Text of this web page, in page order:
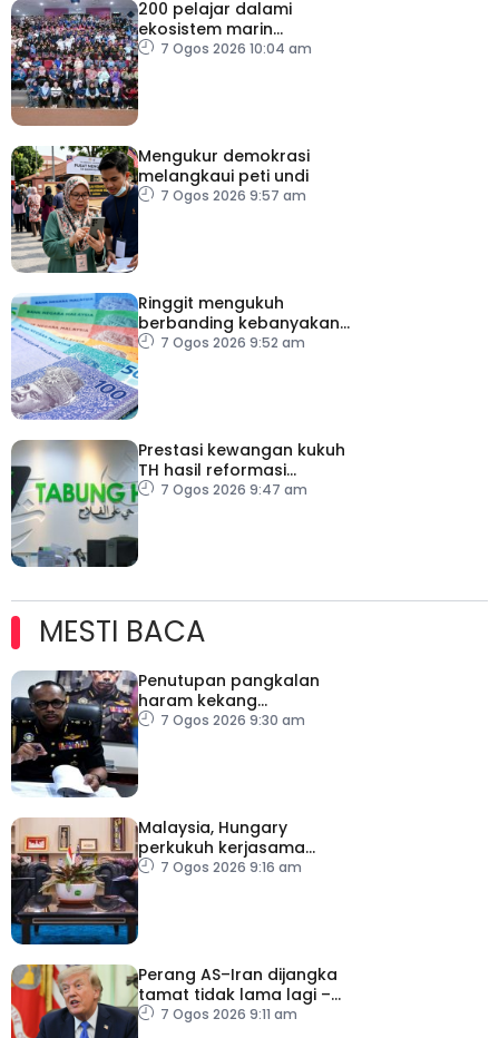
200 pelajar dalami
ekosistem marin
menerusi Blue School
7 Ogos 2026 10:04 am
Mengukur demokrasi
melangkaui peti undi
7 Ogos 2026 9:57 am
Ringgit mengukuh
berbanding kebanyakan
mata wang utama, stabil
7 Ogos 2026 9:52 am
Prestasi kewangan kukuh
TH hasil reformasi
institusi, pelaksanaan
7 Ogos 2026 9:47 am
MESTI BACA
Penutupan pangkalan
haram kekang
penyeludupan di
7 Ogos 2026 9:30 am
Malaysia, Hungary
perkukuh kerjasama
sektor pertanian
7 Ogos 2026 9:16 am
Perang AS–Iran dijangka
tamat tidak lama lagi –
Trump
7 Ogos 2026 9:11 am